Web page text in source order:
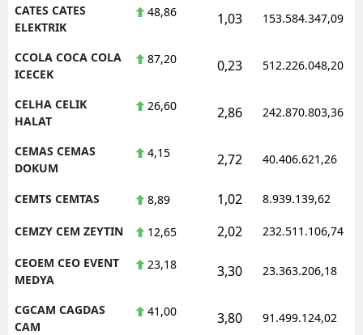
CATES CATES
ELEKTRIK
48,86 1,03 153.584.347,09
CCOLA COCA COLA
ICECEK
87,20 0,23 512.226.048,20
CELHA CELIK
HALAT
26,60 2,86 242.870.803,36
CEMAS CEMAS
DOKUM
4,15 2,72 40.406.621,26
CEMTS CEMTAS 8,89 1,02 8.939.139,62
CEMZY CEM ZEYTIN 12,65 2,02 232.511.106,74
CEOEM CEO EVENT
MEDYA
23,18 3,30 23.363.206,18
CGCAM CAGDAS
CAM
41,00 3,80 91.499.124,02